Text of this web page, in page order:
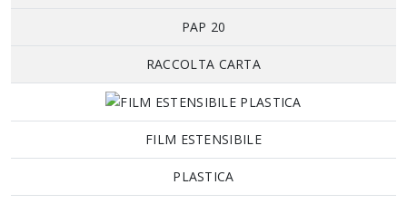
PAP 20
RACCOLTA CARTA
FILM ESTENSIBILE
PLASTICA